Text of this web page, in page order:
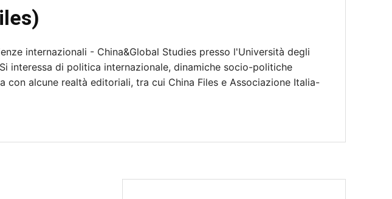
internazionali - China&Global Studies presso l'Università degli
interessa di politica internazionale, dinamiche socio-politiche
con alcune realtà editoriali, tra cui China Files e Associazione Italia-